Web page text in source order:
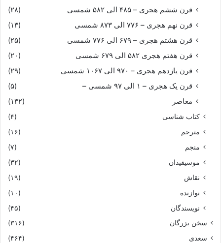
قرن ششم هجری – ۴۸۵ الی ۵۸۲ شمسی
(۲۸)
قرن نهم هجری – ۷۷۶ الی ۸۷۳ شمسی
(۱۳)
قرن هشتم هجری – ۶۷۹ الی ۷۷۶ شمسی
(۲۵)
قرن هفتم هجری ۵۸۲ الی ۶۷۹ شمسی
(۲۰)
قرن یازدهم هجری – ۹۷۰ الی ۱۰۶۷ شمسی
(۲۹)
قرن یک هجری – ۱ الی ۹۷ شمسی –
(۵)
معاصر
(۱۳۲)
کتاب شناسی
(۴)
مترجم
(۱۶)
منجم
(۷)
موسیقیدان
(۳۲)
نقاش
(۱۹)
نوازنده
(۱۰)
نویسندگان
(۴۵)
سخن بزرگان
(۳۱۶)
سعدی
(۴۶۴)